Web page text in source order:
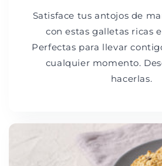
Satisface tus antojos de
con estas galletas ricas
Perfectas para llevar
cualquier momento.
hacerlas.